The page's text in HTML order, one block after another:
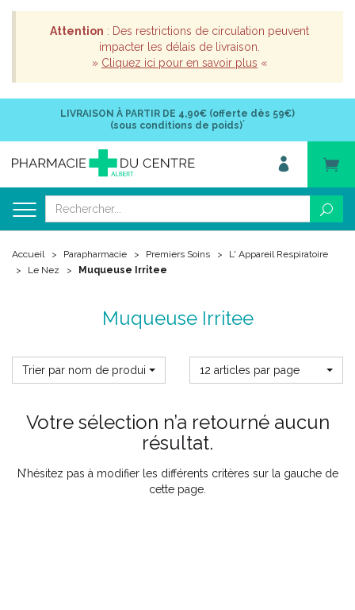
Attention : Des restrictions de circulation peuvent
impacter les délais de livraison.
» Cliquez ici pour en savoir plus «
LIVRAISON À PARTIR DE 4,90€ (offerte dès 59€)
(sous conditions de poids)*
Accueil Parapharmacie Premiers Soins
L' Appareil Respiratoire
Le Nez
Muqueuse Irritee
Muqueuse Irritee
Trier par nom de produit 12 articles par page
Votre sélection n’a retourné aucun
résultat.
N’hésitez pas à modifier les différents critères sur la gauche de
cette page.